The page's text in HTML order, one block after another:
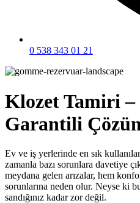
0 538 343 01 21
Klozet Tamiri –
Garantili
Ev ve iş yerlerinde en sık
zamanla bazı sorunlara davetiye
meydana gelen arızalar, hem
sorunlarına neden olur. Neyse ki
sandığınız kadar zor değil.